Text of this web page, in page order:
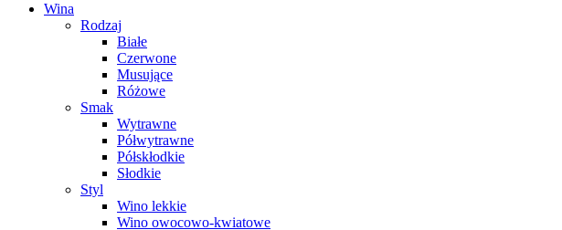
Wina
Rodzaj
Białe
Czerwone
Musujące
Różowe
Smak
Wytrawne
Półwytrawne
Półskłodkie
Słodkie
Styl
Wino lekkie
Wino owocowo-kwiatowe